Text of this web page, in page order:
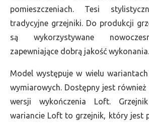
pomieszczeniach. Tesi
tradycyjne grzejniki. Do produkcji
są wykorzystywane
zapewniające dobrą jakość wykonania.
Model występuje w wielu
wymiarowych. Dostępny jest
wersji wykończenia Loft.
wariancie Loft to grzejnik, który jest